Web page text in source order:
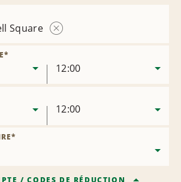
Square
*
12:00
12:00
*